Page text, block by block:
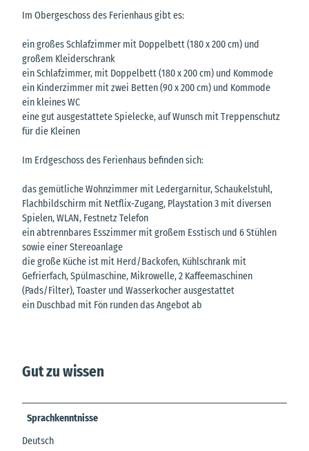
Im Obergeschoss des Ferienhaus gibt es:
ein großes Schlafzimmer mit Doppelbett (180 x 200 cm) und
großem Kleiderschrank
ein Schlafzimmer, mit Doppelbett (180 x 200 cm) und Kommode
ein Kinderzimmer mit zwei Betten (90 x 200 cm) und Kommode
ein kleines WC
eine gut ausgestattete Spielecke, auf Wunsch mit Treppenschutz
für die Kleinen
Im Erdgeschoss des Ferienhaus befinden sich:
das gemütliche Wohnzimmer mit Ledergarnitur, Schaukelstuhl,
Flachbildschirm mit Netflix-Zugang, Playstation 3 mit diversen
Spielen, WLAN, Festnetz Telefon
ein abtrennbares Esszimmer mit großem Esstisch und 6 Stühlen
sowie einer Stereoanlage
die große Küche ist mit Herd/Backofen, Kühlschrank mit
Gefrierfach, Spülmaschine, Mikrowelle, 2 Kaffeemaschinen
(Pads/Filter), Toaster und Wasserkocher ausgestattet
ein Duschbad mit Fön runden das Angebot ab
Gut zu wissen
Sprachkenntnisse
Deutsch